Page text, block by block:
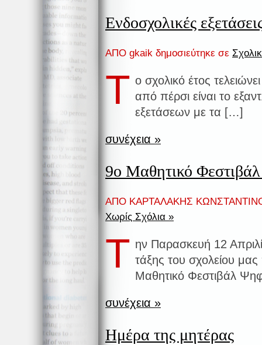
Ενδοσχολικές
ΑΠΟ gkaik δημοσιεύτηκε σε
Τ ο σχολικό έτος
από πέρσι είναι το
εξετάσεων με τα […]
συνέχεια »
9ο Μαθητικό
ΑΠΟ ΚΑΡΤΑΛΑΚΗΣ
Χωρίς Σχόλια »
Τ ην Παρασκευή 12
τάξης του σχολείου
Μαθητικό Φεστιβάλ
συνέχεια »
Ημέρα της μητέρας